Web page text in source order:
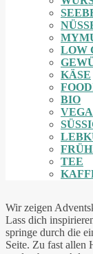
LOW
KÄSE
BIO
TEE
Wir zeigen
Lass dich
springe durch die
Seite. Zu fast allen